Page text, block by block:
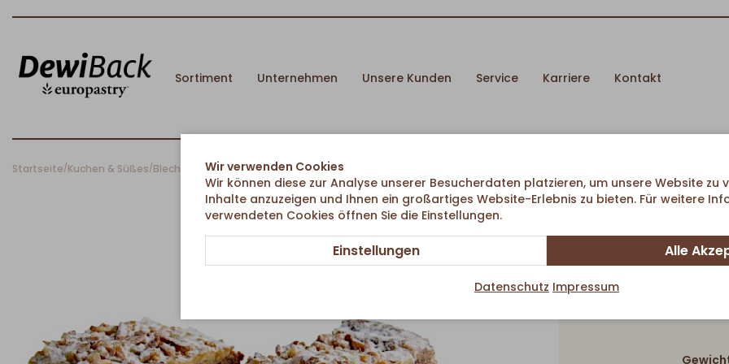
Sortiment Unternehmen Unsere Kunden Service Karriere Kontakt
Startseite/Kuchen & Süßes/Blechkuchen/Winterkuchen Schneesturm
Wir verwenden Cookies
Wir können diese zur Analyse unserer Besucherdaten platzieren, um unsere Website zu
Inhalte anzuzeigen und Ihnen ein großartiges Website-Erlebnis zu bieten. Für weitere
verwendeten Cookies öffnen Sie die Einstellungen.
Einstellungen Alle
Datenschutz Impressum